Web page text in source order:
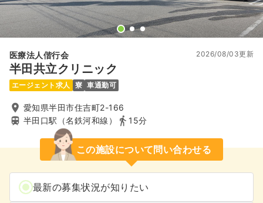
医療法人偕行会
半田共立クリニック
2026/08/03更新
エージェント求人 寮 車通勤可
愛知県半田市住吉町2-166
半田口駅（名鉄河和線）
15分
この施設について問い合わせる
最新の募集状況が知りたい